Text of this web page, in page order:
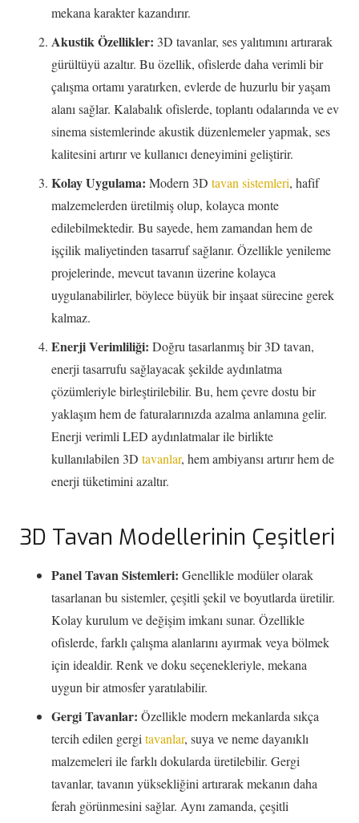
mekana karakter kazandırır.
Akustik Özellikler: 3D tavanlar, ses yalıtımını artırarak
gürültüyü azaltır. Bu özellik, ofislerde daha verimli bir
çalışma ortamı yaratırken, evlerde de huzurlu bir yaşam
alanı sağlar. Kalabalık ofislerde, toplantı odalarında ve ev
sinema sistemlerinde akustik düzenlemeler yapmak, ses
kalitesini artırır ve kullanıcı deneyimini geliştirir.
Kolay Uygulama: Modern 3D tavan sistemleri, hafif
malzemelerden üretilmiş olup, kolayca monte
edilebilmektedir. Bu sayede, hem zamandan hem de
işçilik maliyetinden tasarruf sağlanır. Özellikle yenileme
projelerinde, mevcut tavanın üzerine kolayca
uygulanabilirler, böylece büyük bir inşaat sürecine gerek
kalmaz.
Enerji Verimliliği: Doğru tasarlanmış bir 3D tavan,
enerji tasarrufu sağlayacak şekilde aydınlatma
çözümleriyle birleştirilebilir. Bu, hem çevre dostu bir
yaklaşım hem de faturalarınızda azalma anlamına gelir.
Enerji verimli LED aydınlatmalar ile birlikte
kullanılabilen 3D tavanlar, hem ambiyansı artırır hem de
enerji tüketimini azaltır.
3D Tavan Modellerinin Çeşitleri
Panel Tavan Sistemleri: Genellikle modüler olarak
tasarlanan bu sistemler, çeşitli şekil ve boyutlarda üretilir.
Kolay kurulum ve değişim imkanı sunar. Özellikle
ofislerde, farklı çalışma alanlarını ayırmak veya bölmek
için idealdir. Renk ve doku seçenekleriyle, mekana
uygun bir atmosfer yaratılabilir.
Gergi Tavanlar: Özellikle modern mekanlarda sıkça
tercih edilen gergi tavanlar, suya ve neme dayanıklı
malzemeleri ile farklı dokularda üretilebilir. Gergi
tavanlar, tavanın yüksekliğini artırarak mekanın daha
ferah görünmesini sağlar. Aynı zamanda, çeşitli